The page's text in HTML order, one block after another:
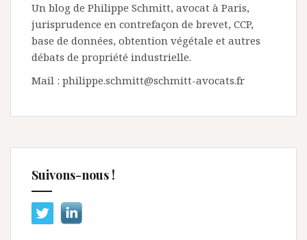
Un blog de Philippe Schmitt, avocat à Paris,
jurisprudence en contrefaçon de brevet, CCP,
base de données, obtention végétale et autres
débats de propriété industrielle.
Mail : philippe.schmitt@schmitt-avocats.fr
Suivons-nous !